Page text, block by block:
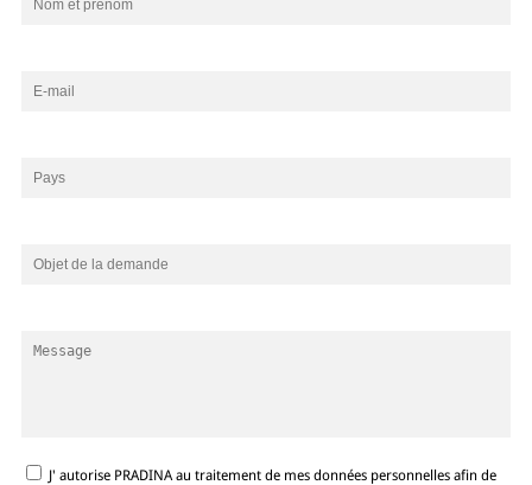
J' autorise PRADINA au traitement de mes données personnelles afin de